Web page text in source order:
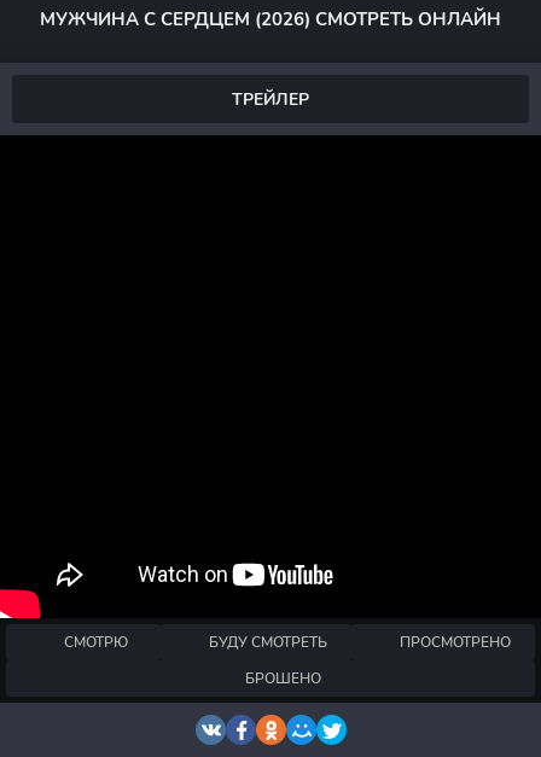
МУЖЧИНА С СЕРДЦЕМ (2026) СМОТРЕТЬ ОНЛАЙН
ТРЕЙЛЕР
СМОТРЮ БУДУ СМОТРЕТЬ
ПРОСМОТРЕНО
БРОШЕНО